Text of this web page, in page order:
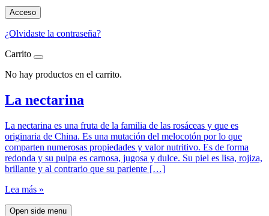
Acceso
¿Olvidaste la contraseña?
Carrito
No hay productos en el carrito.
La nectarina
La nectarina es una fruta de la familia de las rosáceas y que es
originaria de China. Es una mutación del melocotón por lo que
comparten numerosas propiedades y valor nutritivo. Es de forma
redonda y su pulpa es carnosa, jugosa y dulce. Su piel es lisa, rojiza,
brillante y al contrario que su pariente […]
Lea más »
Open side menu